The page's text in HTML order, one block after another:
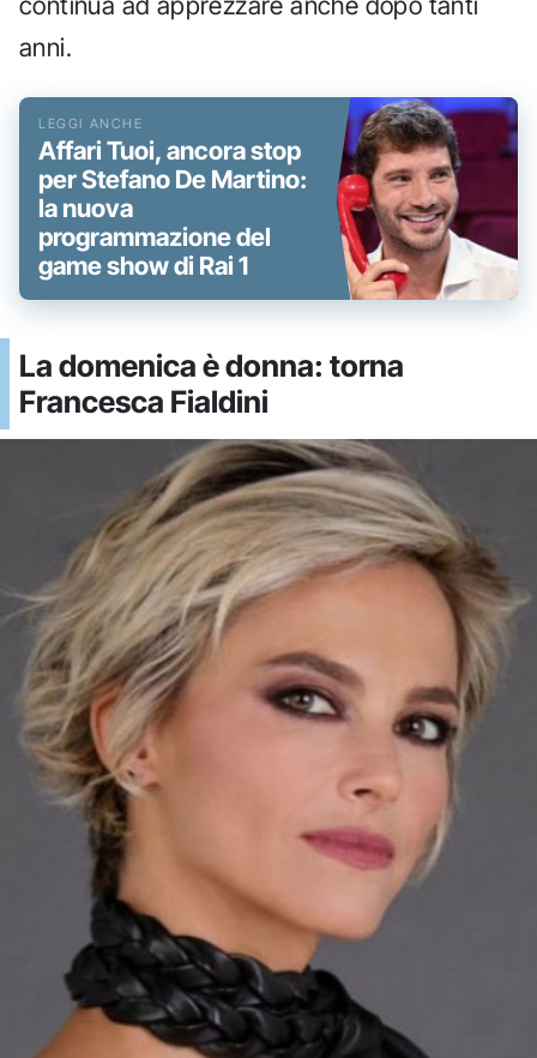
anni.
Affari Tuoi, ancora stop
per Stefano De Martino:
la nuova
programmazione del
game show di Rai 1
La domenica è donna: torna
Francesca Fialdini